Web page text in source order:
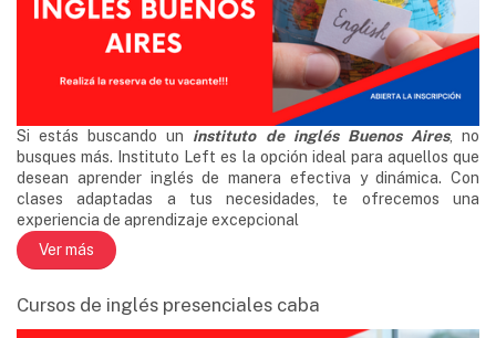
Si estás buscando un instituto de inglés Buenos Aires, no
busques más. Instituto Left es la opción ideal para aquellos que
desean aprender inglés de manera efectiva y dinámica. Con
clases adaptadas a tus necesidades, te ofrecemos una
experiencia de aprendizaje excepcional
Ver más
Cursos de inglés presenciales caba